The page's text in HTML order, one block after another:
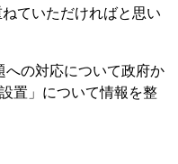
ていただければと思い
への対応について政府か
置」について情報を整